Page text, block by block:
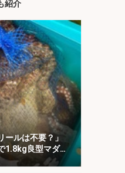
紹介
ールは不要？」
1.8kg良型マダ